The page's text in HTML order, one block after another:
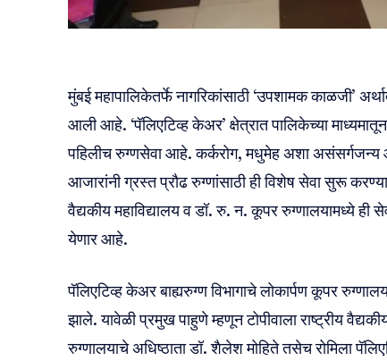
मुंबई महापालिकेतर्फे नागरिकांसाठी ‘उपशामक काळजी’
आली आहे. ‘पॅलिएटिव्ह केअर’ क्षेत्रात पालिकेच्या
पहिलीच रुग्णसेवा आहे. कर्करोग, मधुमेह अशा असंसर्गजन्य
आजारांनी ग्रस्त प्रौढ रुग्णांसाठी ही विशेष सेवा सुरू
वैद्यकीय महाविद्यालय व डॉ. रु. न. कूपर रुग्णालयामध्ये ही
येणार आहे.
पॅलिएटिव्ह केअर बाह्यरुग्ण विभागाचे लोकार्पण कूपर
झाले. यावेळी प्रमुख पाहुणे म्हणून टोपीवाला राष्ट्रीय
रुग्णालयाचे अधिष्ठाता डॉ. शैलेश मोहिते तसेच रोमिला